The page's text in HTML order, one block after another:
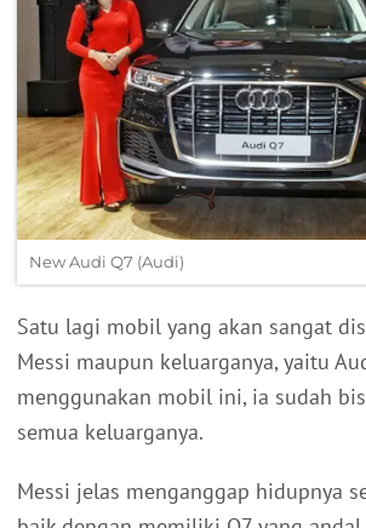
New Audi Q7 (Audi)
Satu lagi mobil yang akan sangat
Messi maupun keluarganya, yaitu
menggunakan mobil ini, ia sudah
semua keluarganya.
Messi jelas menganggap hidupnya